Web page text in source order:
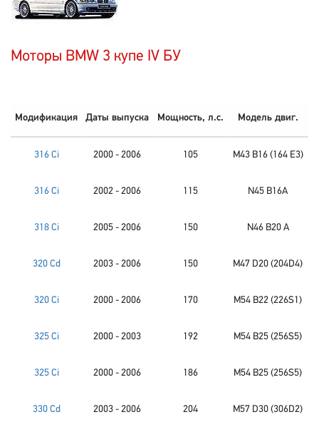
Моторы BMW 3 купе IV БУ
Модификация Даты выпуска Мощность, л.с. Модель двиг.
316 Ci 2000 - 2006 105 M43 B16 (164 E3)
316 Ci 2002 - 2006 115 N45 B16A
318 Ci 2005 - 2006 150 N46 B20 A
320 Cd 2003 - 2006 150 M47 D20 (204D4)
320 Ci 2000 - 2006 170 M54 B22 (226S1)
325 Ci 2000 - 2003 192 M54 B25 (256S5)
325 Ci 2000 - 2006 186 M54 B25 (256S5)
330 Cd 2003 - 2006 204 M57 D30 (306D2)